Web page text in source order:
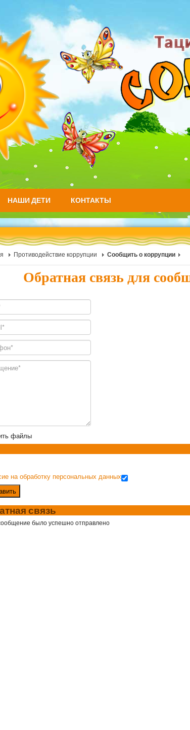
НАШИ ДЕТИ КОНТАКТЫ
Противодействие коррупции Сообщить о коррупции
Обратная связь для
файлы
на обработку персональных данных
связь
было успешно отправлено